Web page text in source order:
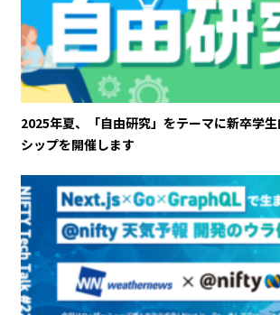
2025年夏、「自由研究」をテーマに新卒学
シップを開催します